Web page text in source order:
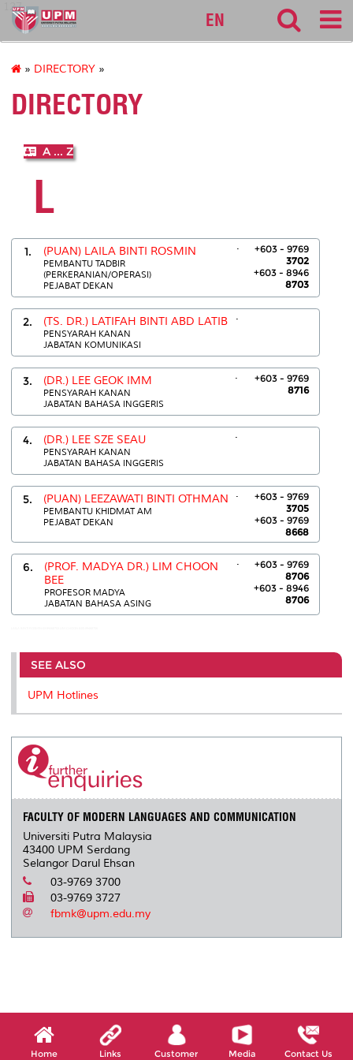
127
EN
» DIRECTORY »
DIRECTORY
A ... Z
L
1. (PUAN) LAILA BINTI ROSMIN
PEMBANTU TADBIR
(PERKERANIAN/OPERASI)
PEJABAT DEKAN
.
+603 - 9769
3702
+603 - 8946
8703
2. (TS. DR.) LATIFAH BINTI ABD LATIB
PENSYARAH KANAN
JABATAN KOMUNIKASI
.
3. (DR.) LEE GEOK IMM
PENSYARAH KANAN
JABATAN BAHASA INGGERIS
.
+603 - 9769
8716
4. (DR.) LEE SZE SEAU
PENSYARAH KANAN
JABATAN BAHASA INGGERIS
.
5. (PUAN) LEEZAWATI BINTI OTHMAN
PEMBANTU KHIDMAT AM
PEJABAT DEKAN
.
+603 - 9769
3705
+603 - 9769
8668
6.
(PROF. MADYA DR.) LIM CHOON
BEE
PROFESOR MADYA
JABATAN BAHASA ASING
.
+603 - 9769
8706
+603 - 8946
8706
SEE ALSO
UPM Hotlines
FACULTY OF MODERN LANGUAGES AND COMMUNICATION
Universiti Putra Malaysia
43400 UPM Serdang
Selangor Darul Ehsan
03-9769 3700
03-9769 3727
fbmk@upm.edu.my
Home Links Customer Media Contact Us